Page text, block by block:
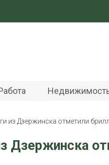
из Дзержинска отметили
Дзержинска